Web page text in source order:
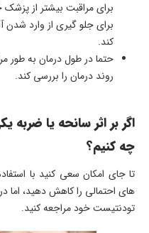
برای مراقبت بیشتر از پزشک
برای جلو گیری از وارد
کند.
حتما در طول درمان به طور
روند درمان را بررسی کند.
اگر بر اثر سانحه یا ضربه
چه کنیم؟
تا جای امکان سعی کنید با
های احتمالی را کاهش دهید، اما
تودنتیست خود مراجعه کنید.